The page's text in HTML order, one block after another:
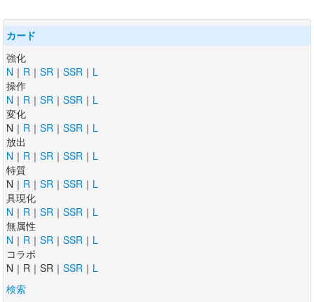
カード
強化
N ｜ R ｜ SR ｜ SSR ｜ L
操作
N ｜ R ｜ SR ｜ SSR ｜ L
変化
N｜ R ｜ SR ｜ SSR ｜ L
放出
N ｜ R ｜ SR ｜ SSR ｜ L
特質
N｜ R ｜ SR ｜ SSR ｜ L
具現化
N ｜ R ｜ SR ｜ SSR ｜ L
無属性
N ｜ R ｜ SR ｜ SSR ｜ L
コラボ
N｜R｜SR｜ SSR ｜ L
検索